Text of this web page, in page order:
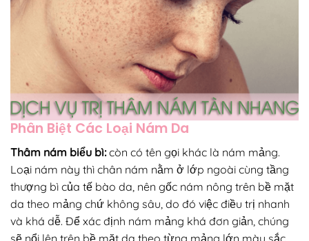
Phân Biệt Các Loại Nám Da
Thâm nám biểu bì:còn có tên gọi khác là nám mảng.
Loại nám này thì chân nám nằm ở lớp ngoài cùng tầng
thượng bì của tế bào da, nên gốc nám nông trên bề mặt
da theo mảng chứ không sâu, do đó việc điều trị nhanh
và khá dễ. Để xác định nám mảng khá đơn giản, chúng
sẽ nổi lên trên bề mặt da theo từng mảng lớn màu sắc